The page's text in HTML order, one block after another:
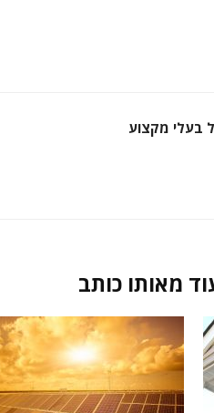
בעלי מקצוע
מאותו כותב